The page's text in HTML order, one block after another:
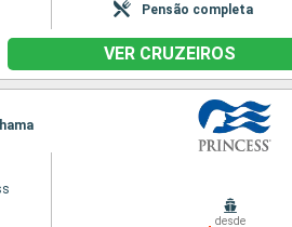
Pensão completa
VER CRUZEIROS
desde